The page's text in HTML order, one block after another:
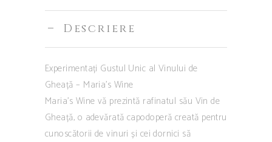
Descriere
Experimentați Gustul Unic al Vinului de
Gheață – Maria’s Wine
Maria’s Wine vă prezintă rafinatul său Vin de
Gheață, o adevărată capodoperă creată pentru
cunoscătorii de vinuri și cei dornici să